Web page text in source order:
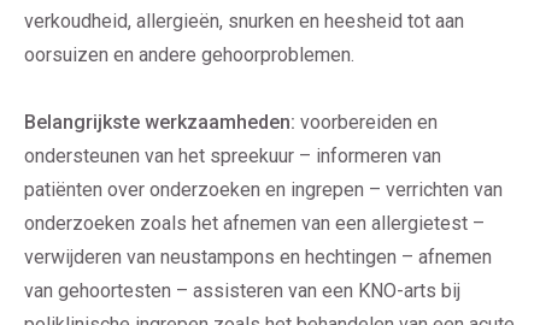
verkoudheid, allergieën, snurken en heesheid tot aan
oorsuizen en andere gehoorproblemen.
Belangrijkste werkzaamheden: voorbereiden en
ondersteunen van het spreekuur – informeren van
patiënten over onderzoeken en ingrepen – verrichten van
onderzoeken zoals het afnemen van een allergietest –
verwijderen van neustampons en hechtingen – afnemen
van gehoortesten – assisteren van een KNO-arts bij